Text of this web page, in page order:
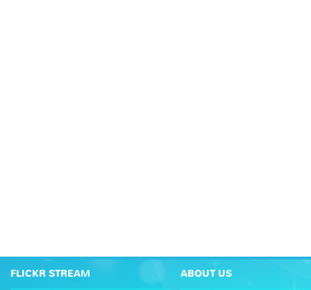
FLICKR STREAM ABOUT US